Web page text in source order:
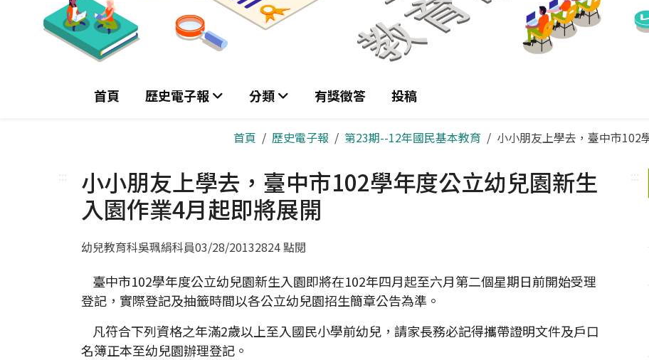
首頁 歷史電子報 分類 有獎徵答 投稿
首頁 歷史電子報 第23期--12年國民基本教育 小小朋友上學去，臺中市102
:::
小小朋友上學去，臺中市102學年度公立幼兒園新生
入園作業4月起即將展開
幼兒教育科吳珮絹科員03/28/20132824 點閱
臺中市102學年度公立幼兒園新生入園即將在102年四月起至六月第二個星期日前開始受理
登記，實際登記及抽籤時間以各公立幼兒園招生簡章公告為準。
凡符合下列資格之年滿2歲以上至入國民小學前幼兒，請家長務必記得攜帶證明文件及戶口
名簿正本至幼兒園辦理登記。
:::